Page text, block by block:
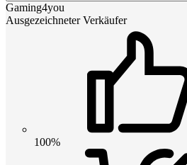
Gaming4you
Ausgezeichneter Verkäufer
100%